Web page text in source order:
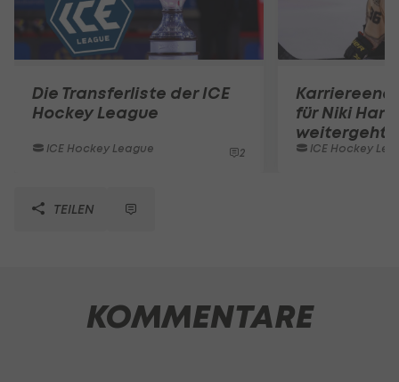
Die Transferliste der ICE
Hockey League
ICE Hockey League 2
für Niki Hartl
weitergeht
ICE Hockey
TEILEN
KOMMENTARE